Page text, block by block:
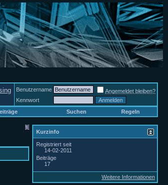
Benutzername
Angemeldet bleiben?
Kennwort
Suchen Regeln
Kurzinfo
Registriert seit
14-02-2011
Beiträge
17
Weitere Informationen